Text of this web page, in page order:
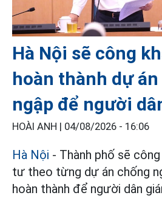
Hà Nội sẽ công
hoàn thành dự
ngập để người
HOÀI ANH | 04/08/2026 - 16:06
Hà Nội - Thành phố sẽ
tư theo từng dự án chống
hoàn thành để người dân